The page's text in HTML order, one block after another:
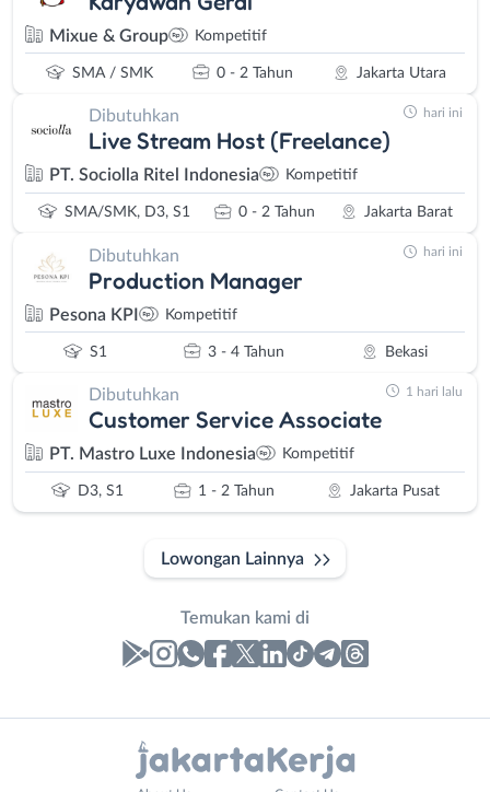
Mixue & Group Kompetitif
SMA / SMK 0 - 2 Tahun Jakarta Utara
Dibutuhkan
Live Stream Host (Freelance)
PT. Sociolla Ritel Indonesia Kompetitif
SMA/SMK, D3, S1 0 - 2 Tahun Jakarta Barat
hari ini
Dibutuhkan
Production Manager
Pesona KPI Kompetitif
S1 3 - 4 Tahun Bekasi
hari ini
Dibutuhkan
Customer Service Associate
PT. Mastro Luxe Indonesia Kompetitif
D3, S1 1 - 2 Tahun Jakarta Pusat
1 hari lalu
Lowongan Lainnya
Temukan kami di